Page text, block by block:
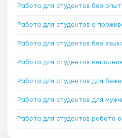
Работа для студентов без
Работа для студентов с
Работа для студентов без
Работа для студентов для
Работа для студентов для
Работа для студентов работа